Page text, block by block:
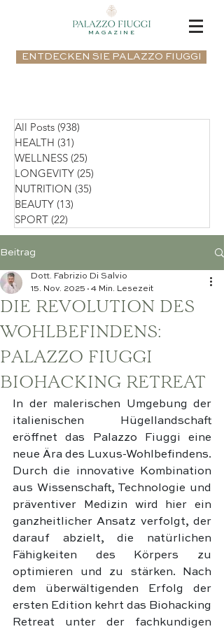
MAGAZINE
ENTDECKEN SIE PALAZZO FIUGGI
All Posts (938)
HEALTH (31)
WELLNESS (25)
LONGEVITY (25)
NUTRITION (35)
BEAUTY (13)
SPORT (22)
Beitrag
DIE REVOLUTION DES
WOHLBEFINDENS:
PALAZZO FIUGGI
BIOHACKING RETREAT
Dott. Fabrizio Di Salvio
15. Nov. 2025
4 Min. Lesezeit
In der malerischen Umgebung der
italienischen Hügellandschaft
eröffnet das Palazzo Fiuggi eine
neue Ära des Luxus-Wohlbefindens.
Durch die innovative Kombination
aus Wissenschaft, Technologie und
präventiver Medizin wird hier ein
ganzheitlicher Ansatz verfolgt, der
darauf abzielt, die natürlichen
Fähigkeiten des Körpers zu
optimieren und zu stärken. Nach
dem überwältigenden Erfolg der
ersten Edition kehrt das Biohacking
Retreat unter der fachkundigen